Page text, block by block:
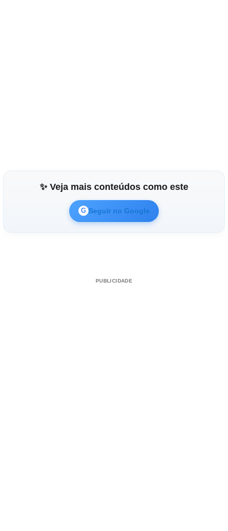
✨ Veja mais conteúdos como este
G Seguir no Google
PUBLICIDADE